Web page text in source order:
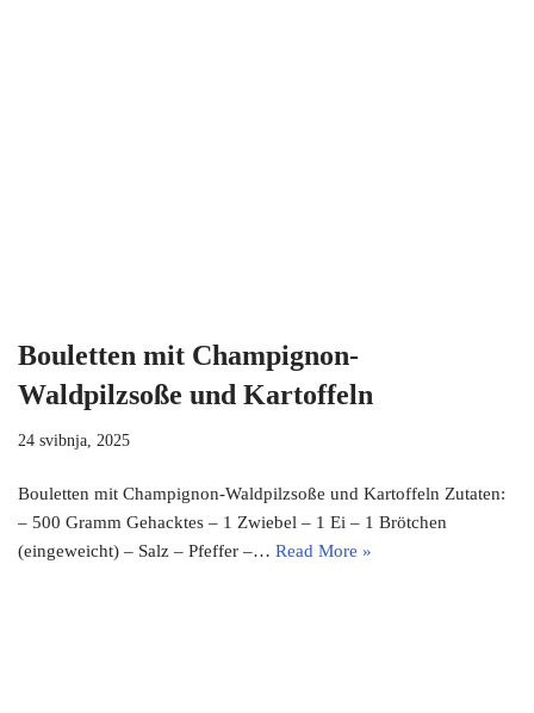
Bouletten mit Champignon-
Waldpilzsoße und Kartoffeln
24 svibnja, 2025
Bouletten mit Champignon-Waldpilzsoße und Kartoffeln Zutaten:
– 500 Gramm Gehacktes – 1 Zwiebel – 1 Ei – 1 Brötchen
(eingeweicht) – Salz – Pfeffer –… Read More »